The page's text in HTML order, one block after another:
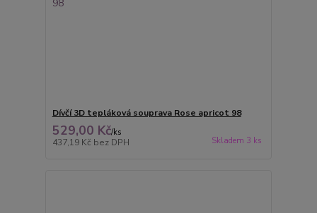
Dívčí 3D tepláková souprava Rose apricot 98
529,00 Kč/ks
437,19 Kč bez DPH Skladem 3 ks